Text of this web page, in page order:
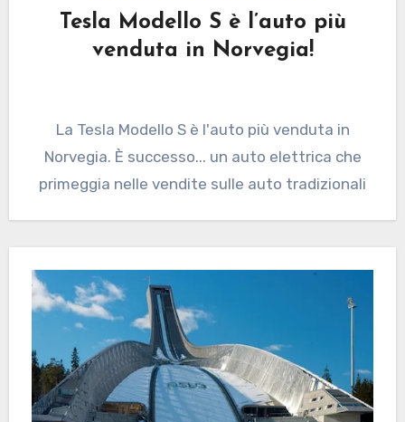
Tesla Modello S è l’auto più
venduta in Norvegia!
La Tesla Modello S è l'auto più venduta in
Norvegia. È successo... un auto elettrica che
primeggia nelle vendite sulle auto tradizionali